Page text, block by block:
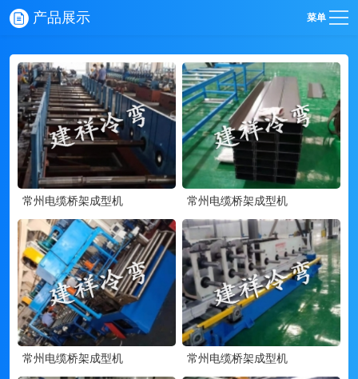
产品展示 菜单
常州电缆桥架成型机 常州电缆桥架成型机
常州电缆桥架成型机 常州电缆桥架成型机